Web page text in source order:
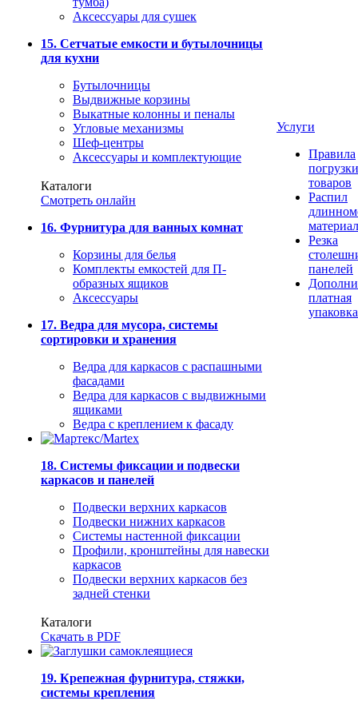
Аксессуары для сушек
15. Сетчатые емкости и бутылочницы
для кухни
Бутылочницы
Выдвижные корзины
Выкатные колонны и пеналы
Угловые механизмы
Шеф-центры
Аксессуары и комплектующие
Каталоги
Смотреть онлайн
16. Фурнитура для ванных комнат
Корзины для белья
Комплекты емкостей для П-
образных ящиков
Аксессуары
17. Ведра для мусора, системы
сортировки и хранения
Ведра для каркасов с распашными
фасадами
Ведра для каркасов с выдвижными
ящиками
Ведра с креплением к фасаду
18. Системы фиксации и подвески
каркасов и панелей
Подвески верхних каркасов
Подвески нижних каркасов
Системы настенной фиксации
Профили, кронштейны для навески
каркасов
Подвески верхних каркасов без
задней стенки
Каталоги
Скачать в PDF
19. Крепежная фурнитура, стяжки,
системы крепления
Услуги
Правила
погрузки
товаров
Распил
Резка
панелей
платная
упаковка